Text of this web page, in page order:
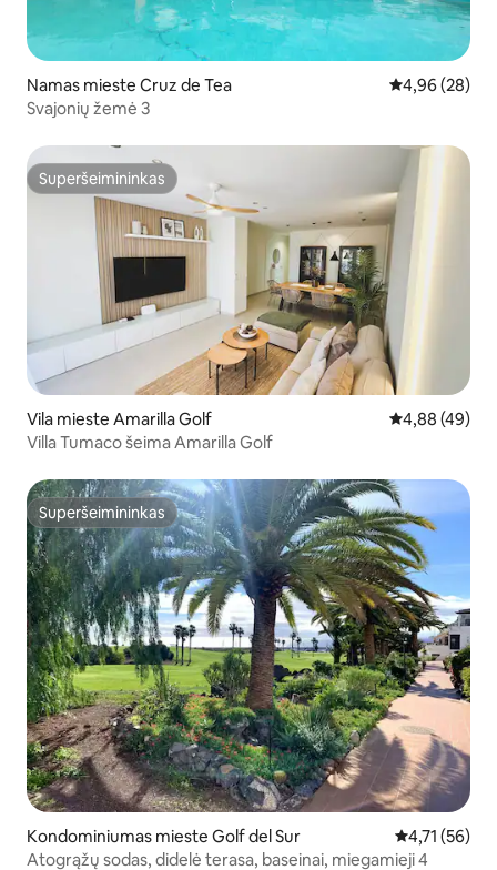
Namas mieste Cruz de Tea Vidutinis
4,96 (28)
Svajonių žemė 3
Superšeimininkas
Superšeimininkas
Vila mieste Amarilla Golf Vidutinis
4,88 (49)
Villa Tumaco šeima Amarilla Golf
Superšeimininkas
Superšeimininkas
Kondominiumas mieste Golf del Sur Vidutinis
4,71 (56)
Atogrąžų sodas, didelė terasa, baseinai, miegamieji 4